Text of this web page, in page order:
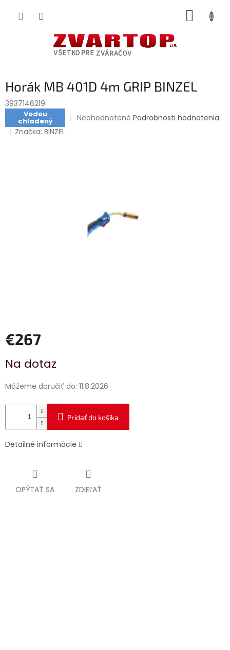
Horák MB 401D 4m GRIP BINZEL
3937146219
Vodou
chladený
Priemerné
Neohodnotené Podrobnosti hodnotenia
Značka:BINZEL
€267
cena:
Na dotaz
Môžeme doručiť do: 11.8.2026
Pridať do košíka
Detailné informácie
OPÝTAŤ SA ZDIEĽAŤ